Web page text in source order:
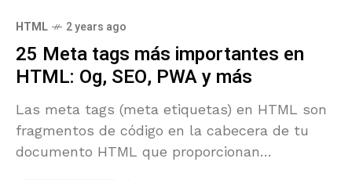
HTML 2 years ago
25 Meta tags más importantes en
HTML: Og, SEO, PWA y más
Las meta tags (meta etiquetas) en HTML son
fragmentos de código en la cabecera de tu
documento HTML que proporcionan